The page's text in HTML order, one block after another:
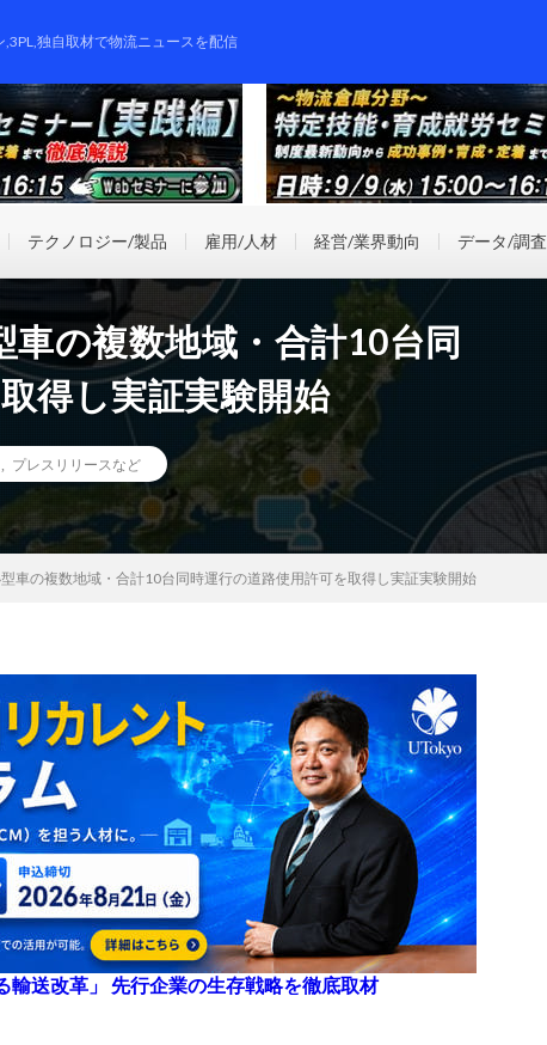
独自取材で物流ニュースを配信
テクノロジー/製品 雇用/人材 経営/業界動向 データ/調査
の複数地域・合計10台同
得し実証実験開始
プレスリリースなど
車の複数地域・合計10台同時運行の道路使用許可を取得し実証実験開始
輸送改革」 先行企業の生存戦略を徹底取材